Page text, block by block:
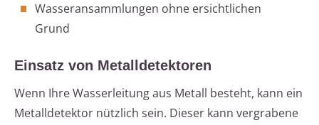
Wasseransammlungen ohne ersichtlichen
Grund
Einsatz von Metalldetektoren
Wenn Ihre Wasserleitung aus Metall besteht, kann ein
Metalldetektor nützlich sein. Dieser kann vergrabene